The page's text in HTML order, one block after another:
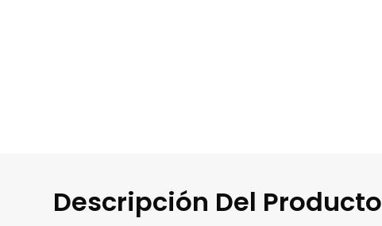
Descripción Del Producto